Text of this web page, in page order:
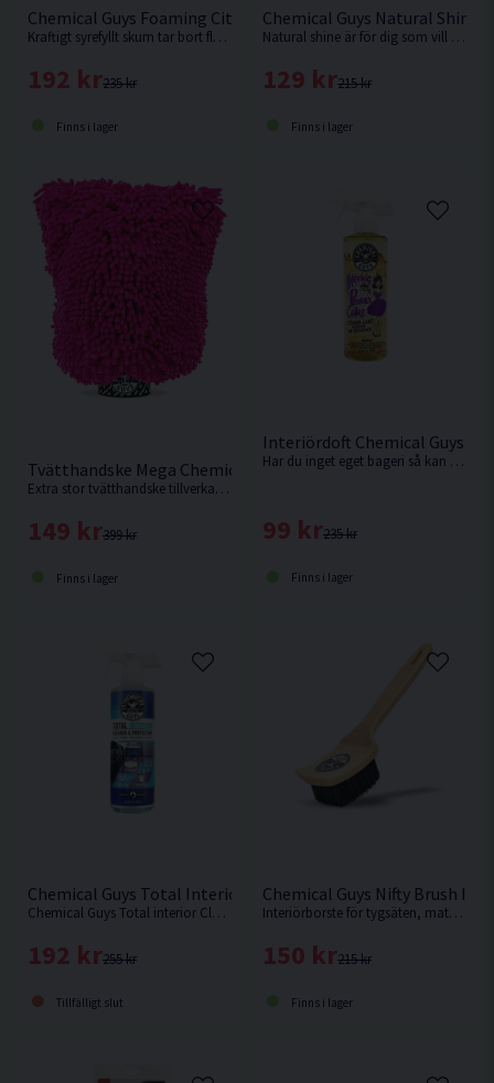
Chemical Guys Foaming Citrus Fabric Clean 473ml
Kraftigt syrefyllt skum tar bort fläckar och rengör på djupet alla typer av tyginredning. Härlig doft av citrus.
235 kr
192 kr
Finns i lager
Chemical Guys Natural Shine
Natural shine är för dig som vill ha den där extra matta högklassiga finishen som i en fabriksny bil. Inget extra, bara riktigt rent och fräscht.
215 kr
129 kr
Finns i lager
Tvätthandske Mega Chemical Guys Chenille Rosa
Extra stor tvätthandske tillverkad av mikrofiber från Amerikanska Chemical Guys.
399 kr
149 kr
Finns i lager
Interiördoft Chemical Guys
Har du inget eget bageri så kan du blunda o spraya ljuvlig nygräddad doft av sockerkaka överallt.
235 kr
99 kr
Finns i lager
Chemical Guys Total Interior Cleaner 473ml
Chemical Guys Total interior Cleaner & Protectant är en allt i ett produkt som fungerar enastående väl på alla ytor interiört.
255 kr
192 kr
Tillfälligt slut
Chemical Guys Nifty Brush
Interiörborste för tygsäten, mattor etc från Chemical Guys.
215 kr
150 kr
Finns i lager